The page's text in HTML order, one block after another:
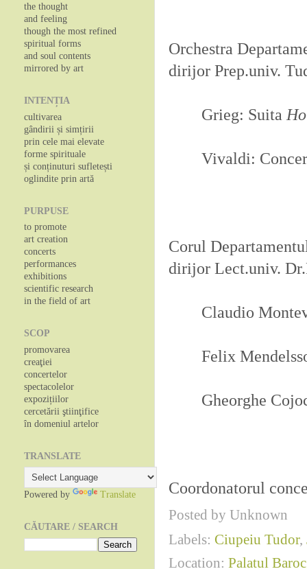
Orchestra
dirijor Prep.univ.
Grieg: Suita
Vivaldi:
Corul
dirijor Lect.univ.
Claudio
Felix
Gheorghe
Coordonatorul
Posted by Unknown
Labels: Ciupeiu Tudor,
Location: Palatul
the thought
and feeling
though the most refined
spiritual forms
and soul contents
mirrored by art
INTENȚIA
cultivarea
gândirii și simțirii
prin cele mai elevate
forme spirituale
și conținuturi sufletești
oglindite prin artă
PURPUSE
to promote
art creation
concerts
performances
exhibitions
scientific research
in the field of art
SCOP
promovarea
creaţiei
concertelor
spectacolelor
expozițiilor
cercetării ştiinţifice
în domeniul artelor
TRANSLATE
Powered by Translate
CĂUTARE / SEARCH